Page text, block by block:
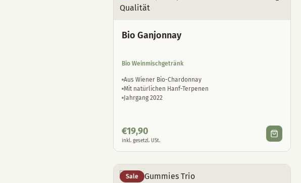
Bio Ganjonnay
Bio Weinmischgetränk
Aus Wiener Bio-Chardonnay
Mit natürlichen Hanf-Terpenen
Jahrgang 2022
€19,90
inkl. gesetzl. USt.
Sale